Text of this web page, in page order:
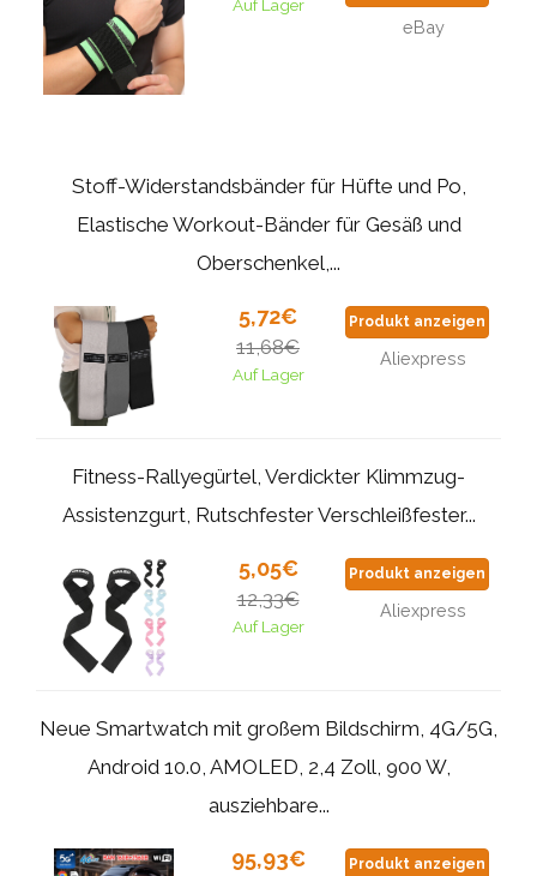
Auf Lager
eBay
Stoff-Widerstandsbänder für Hüfte und Po,
Elastische Workout-Bänder für Gesäß und
Oberschenkel,...
5,72€
11,68€
Auf Lager
Produkt anzeigen
Aliexpress
Fitness-Rallyegürtel, Verdickter Klimmzug-
Assistenzgurt, Rutschfester Verschleißfester...
5,05€
12,33€
Auf Lager
Produkt anzeigen
Aliexpress
Neue Smartwatch mit großem Bildschirm, 4G/5G,
Android 10.0, AMOLED, 2,4 Zoll, 900 W,
ausziehbare...
95,93€ Produkt anzeigen